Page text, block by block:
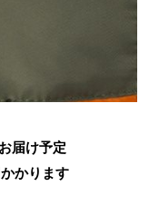
届け予定
かかります